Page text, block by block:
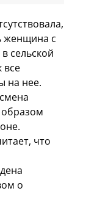
женщина с
сельской
все
на нее.
что
о